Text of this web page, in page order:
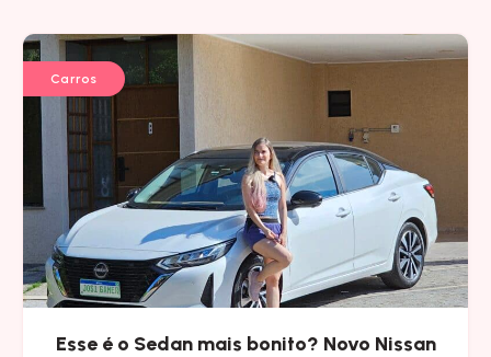
Carros
Esse é o Sedan mais bonito? Novo Nissan